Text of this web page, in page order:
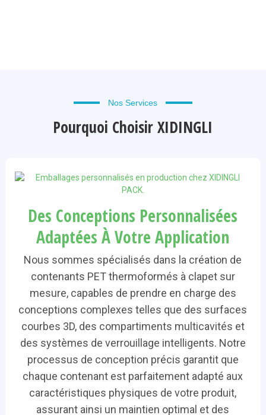
Nos Services
Pourquoi Choisir XIDINGLI
Des Conceptions Personnalisées
Adaptées À Votre Application
Nous sommes spécialisés dans la création de
contenants PET thermoformés à clapet sur
mesure, capables de prendre en charge des
conceptions complexes telles que des surfaces
courbes 3D, des compartiments multicavités et
des systèmes de verrouillage intelligents. Notre
processus de conception précis garantit que
chaque contenant est parfaitement adapté aux
caractéristiques physiques de votre produit,
assurant ainsi un maintien optimal et des